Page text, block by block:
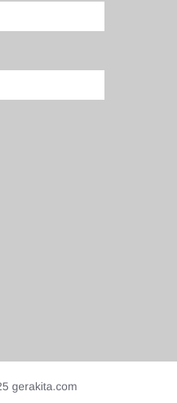
gerakita.com